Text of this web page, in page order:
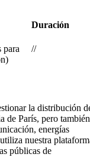
Duración
para
//
la distribución
de París, pero también
energías
nuestra
públicas de